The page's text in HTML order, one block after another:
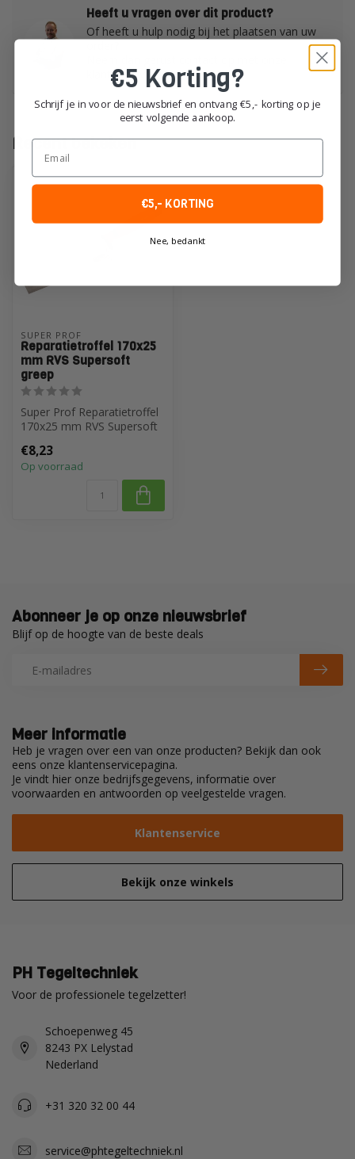
Heeft u vragen over dit product?
Of heeft u hulp nodig bij het plaatsen van uw
klantenservice!
Recent bekeken
SUPER PROF
Reparatietroffel 170x25
mm RVS Supersoft
greep
Super Prof Reparatietroffel
170x25 mm RVS Supersoft
€8,23
Op voorraad
Meer informatie
Heb je vragen over een van onze producten? Bekijk dan ook
eens onze klantenservicepagina.
Je vindt hier onze bedrijfsgegevens, informatie over
voorwaarden en antwoorden op veelgestelde vragen.
Klantenservice
Bekijk onze winkels
Abonneer je op onze nieuwsbrief
Blijf op de hoogte van de beste deals
PH Tegeltechniek
Voor de professionele tegelzetter!
Schoepenweg 45
8243 PX Lelystad
Nederland
+31 320 32 00 44
service@phtegeltechniek.nl
€5 Korting?
Schrijf je in voor de nieuwsbrief en ontvang €5,- korting op je
eerst volgende aankoop.
Email
€5,- KORTING
Nee, bedankt